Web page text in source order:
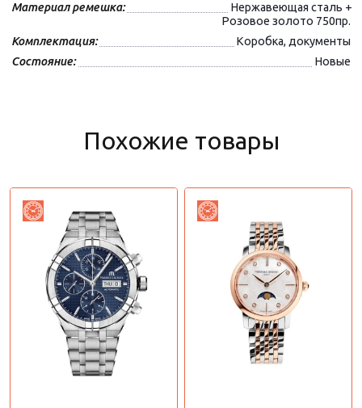
Материал ремешка:
Нержавеющая сталь +
Розовое золото 750пр.
Комплектация:
Коробка, документы
Состояние:
Новые
Похожие товары